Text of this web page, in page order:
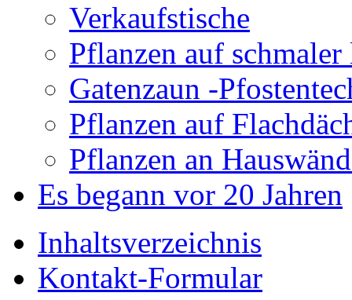
Verkaufstische
Pflanzen auf
Gatenzaun -
Pflanzen auf
Pflanzen an
Es begann vor 20 Jahren
Inhaltsverzeichnis
Kontakt-Formular